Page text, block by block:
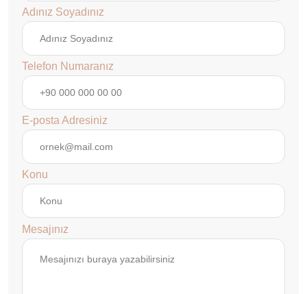
Adınız Soyadınız
Telefon Numaranız
E-posta Adresiniz
Konu
Mesajınız